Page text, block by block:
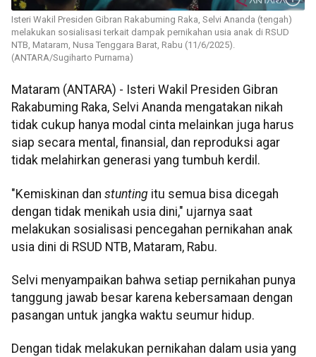
Isteri Wakil Presiden Gibran Rakabuming Raka, Selvi Ananda (tengah)
melakukan sosialisasi terkait dampak pernikahan usia anak di RSUD
NTB, Mataram, Nusa Tenggara Barat, Rabu (11/6/2025).
(ANTARA/Sugiharto Purnama)
Mataram (ANTARA) - Isteri Wakil Presiden Gibran
Rakabuming Raka, Selvi Ananda mengatakan nikah
tidak cukup hanya modal cinta melainkan juga harus
siap secara mental, finansial, dan reproduksi agar
tidak melahirkan generasi yang tumbuh kerdil.
"Kemiskinan dan stunting itu semua bisa dicegah
dengan tidak menikah usia dini," ujarnya saat
melakukan sosialisasi pencegahan pernikahan anak
usia dini di RSUD NTB, Mataram, Rabu.
Selvi menyampaikan bahwa setiap pernikahan punya
tanggung jawab besar karena kebersamaan dengan
pasangan untuk jangka waktu seumur hidup.
Dengan tidak melakukan pernikahan dalam usia yang